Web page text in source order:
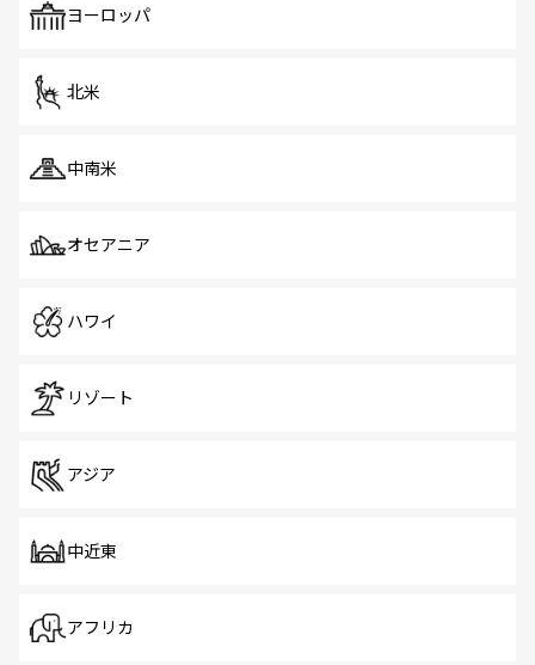
で、ホーカーズは地元の風情を楽しめる外せないスポット
ヨーロッパ
北米
中南米
オセアニア
ハワイ
リゾート
アジア
中近東
アフリカ